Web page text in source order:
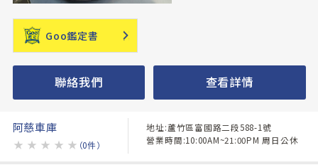
Goo鑑定書
聯絡我們 查看詳情
阿慈車庫
★ ★ ★ ★ ★ （0件）
地址:蘆竹區富國路二段588-1號
營業時間:10:00AM~21:00PM 周日公休